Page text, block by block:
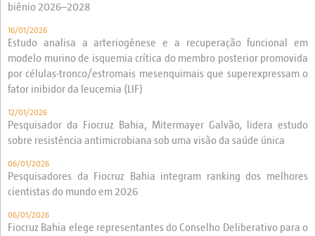
biênio 2026–2028
16/01/2026
Estudo analisa a arteriogênese e a recuperação funcional em
modelo murino de isquemia crítica do membro posterior promovida
por células-tronco/estromais mesenquimais que superexpressam o
fator inibidor da leucemia (LIF)
12/01/2026
Pesquisador da Fiocruz Bahia, Mitermayer Galvão, lidera estudo
sobre resistência antimicrobiana sob uma visão da saúde única
06/01/2026
Pesquisadores da Fiocruz Bahia integram ranking dos melhores
cientistas do mundo em 2026
06/01/2026
Fiocruz Bahia elege representantes do Conselho Deliberativo para o